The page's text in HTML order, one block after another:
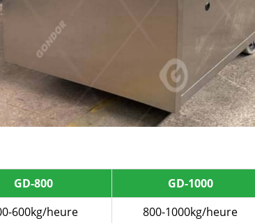
GD-800 GD-1000
600kg/heure 800-1000kg/heure